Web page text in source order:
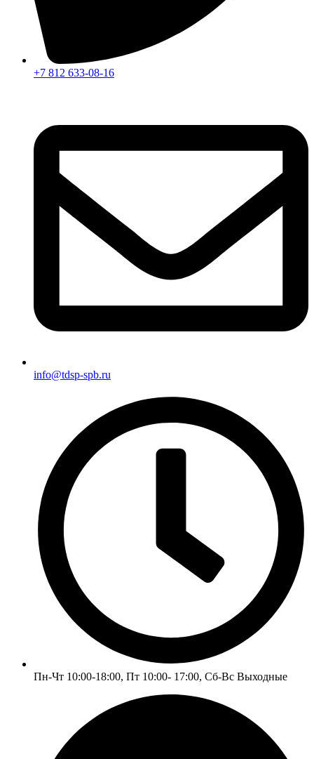
+7 812 633-08-16
info@tdsp-spb.ru
Пн-Чт 10:00-18:00, Пт 10:00- 17:00, Сб-Вс Выходные